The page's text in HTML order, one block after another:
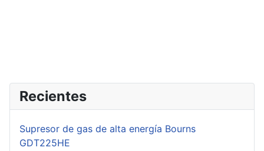
Recientes
Supresor de gas de alta energía Bourns
GDT225HE